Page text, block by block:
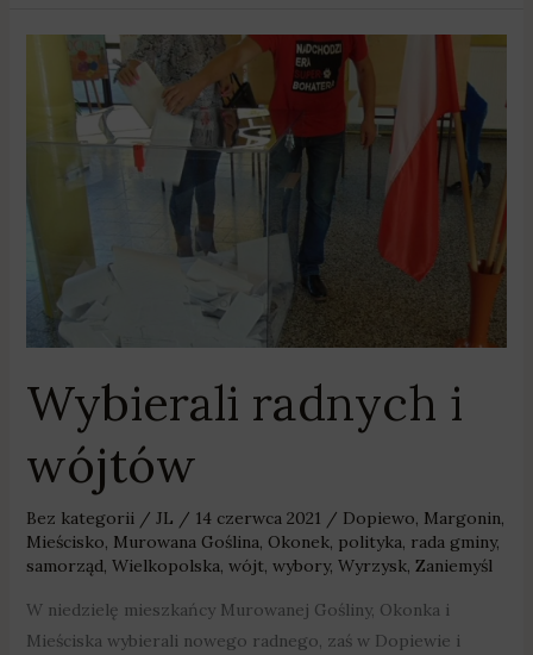
Wybierali radnych i
wójtów
Bez kategorii/ JL / 14 czerwca 2021 / Dopiewo, Margonin,
Mieścisko, Murowana Goślina, Okonek, polityka, rada gminy,
samorząd, Wielkopolska, wójt, wybory, Wyrzysk, Zaniemyśl
W niedzielę mieszkańcy Murowanej Gośliny, Okonka i
Mieściska wybierali nowego radnego, zaś w Dopiewie i
Wybierali
radnych
wójtów